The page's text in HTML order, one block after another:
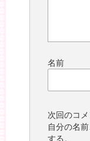
名前
次回のコ
自分の名
する。